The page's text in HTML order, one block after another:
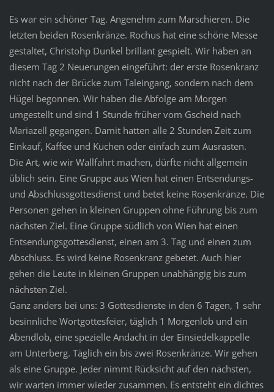
Es war ein schöner Tag. Angenehm zum Marschieren. Die
letzten beiden Rosenkränze. Rochus hat eine schöne Messe
gestaltet, Christohp Dunkel brillant gespielt. Wir haben an
diesem Tag 2 Neuerungen eingeführt: der erste Rosenkranz
nicht nach der Brücke zum Taleingang, sondern nach dem
Hügel begonnen. Wir haben die Abfolge am Morgen
umgestellt und sind 1 Stunde früher vom Gscheid nach
Mariazell gegangen. Damit hatten alle 2 Stunden Zeit zum
Einkauf, Kaffee und Kuchen oder einfach zum Ausrasten.
Die Art, wie wir Wallfahrt machen, dürfte nicht allgemein
üblich sein. Eine Gruppe aus Wien hat einen Entsendungs-
und Abschlussgottesdienst und betet keine Rosenkränze. Die
Personen gehen in kleinen Gruppen ohne Führung bis zum
nächsten Ziel. Eine Gruppe südlich von Wien hat einen
Entsendungsgottesdienst, einen am 3. Tag und einen zum
Abschluss. Es wird keine Rosenkranz gebetet. Auch hier
gehen die Leute in kleinen Gruppen unabhängig bis zum
nächsten Ziel.
Ganz anders bei uns: 3 Gottesdienste in den 6 Tagen, 1 sehr
besinnliche Wortgottesfeier, täglich 1 Morgenlob und ein
Abendlob, eine spezielle Andacht in der Einsiedelkappelle
am Unterberg. Täglich ein bis zwei Rosenkränze. Wir gehen
als eine Gruppe. Jeder nimmt Rücksicht auf den nächsten,
wir warten immer wieder zusammen. Es entsteht ein dichtes